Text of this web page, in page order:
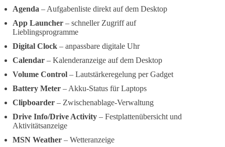
Agenda – Aufgabenliste direkt auf dem Desktop
App Launcher – schneller Zugriff auf
Lieblingsprogramme
Digital Clock – anpassbare digitale Uhr
Calendar – Kalenderanzeige auf dem Desktop
Volume Control – Lautstärkeregelung per Gadget
Battery Meter – Akku-Status für Laptops
Clipboarder – Zwischenablage-Verwaltung
Drive Info/Drive Activity – Festplattenübersicht und
Aktivitätsanzeige
MSN Weather – Wetteranzeige